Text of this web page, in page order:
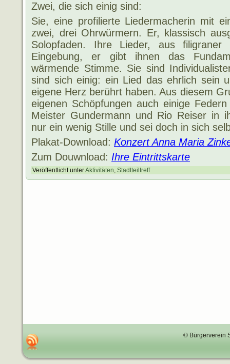
Zwei, die sich einig sind:
Sie, eine profilierte Liedermacherin mit
zwei, drei Ohrwürmern. Er, klassisch
Solopfaden. Ihre Lieder, aus filigraner
Eingebung, er gibt ihnen das
wärmende Stimme. Sie sind
sind sich einig: ein Lied das ehrlich sein
eigene Herz berührt haben. Aus diesem
eigenen Schöpfungen auch einige
Meister Gundermann und Rio Reiser in
nur ein wenig Stille und sei doch in sich
Plakat-Download: Konzert Anna Maria
Zum Douwnload: Ihre Eintrittskarte
Veröffentlicht unterAktivitäten, Stadtteiltreff
© Bürgerverein